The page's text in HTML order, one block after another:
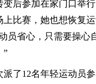
变后参加在家门口举
上比赛，她也想恢复
员省心，只需要操
”
派了12名年轻运动员